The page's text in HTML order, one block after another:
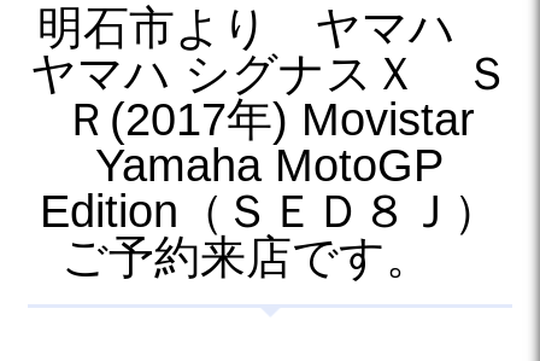
明石市より ヤマハ
ヤマハ シグナスＸ Ｓ
Ｒ(2017年) Movistar
Yamaha MotoGP
Edition（ＳＥＤ８Ｊ）
ご予約来店です。